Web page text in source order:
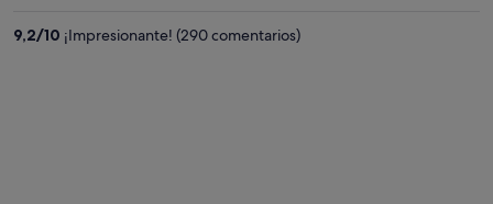
9,2/10 ¡Impresionante! (290 comentarios)